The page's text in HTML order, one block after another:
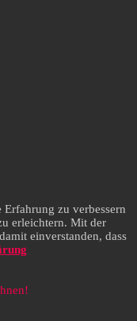
zu verbessern
erleichtern. Mit der
einverstanden, dass